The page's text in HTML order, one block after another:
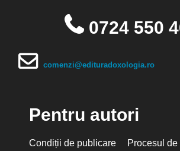
0724 550
comenzi@edituradoxologia.ro
Pentru autori
Condiții de publicare
Procesul